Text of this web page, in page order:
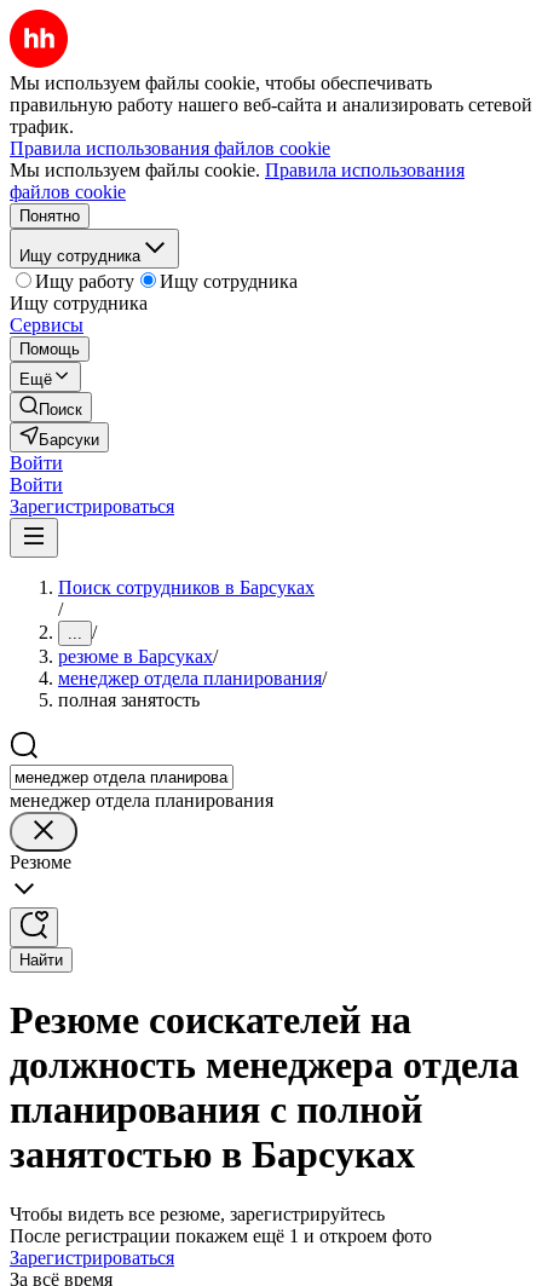
Мы используем файлы cookie, чтобы обеспечивать
правильную работу нашего веб-сайта и анализировать сетевой
трафик.
Правила использования файлов cookie
Мы используем файлы cookie. Правила использования
файлов cookie
Понятно
Ищу сотрудника
Ищу работу
Ищу сотрудника
Ищу сотрудника
Сервисы
Помощь
Ещё
Поиск
Барсуки
Войти
Войти
Зарегистрироваться
Поиск сотрудников в Барсуках
/
... /
резюме в Барсуках/
менеджер отдела планирования/
полная занятость
менеджер отдела планирования
Резюме
Найти
Резюме соискателей на
должность менеджера отдела
планирования с полной
занятостью в Барсуках
Чтобы видеть все резюме, зарегистрируйтесь
После регистрации покажем ещё 1 и откроем фото
Зарегистрироваться
За всё время